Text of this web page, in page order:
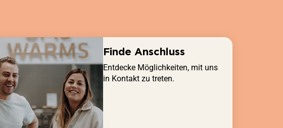
Finde Anschluss
Entdecke Möglichkeiten, mit uns
in Kontakt zu treten.